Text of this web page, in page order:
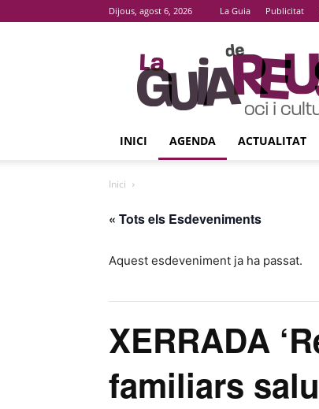
Dijous, agost 6, 2026 La Guia Publicitat
La
Guia
De
Reus
INICI AGENDA ACTUALITAT
Inici
« Tots els Esdeveniments
Aquest esdeveniment ja ha passat.
XERRADA
familiars